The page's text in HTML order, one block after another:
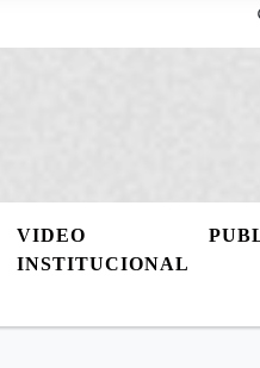
VIDEO
INSTITUCIONAL